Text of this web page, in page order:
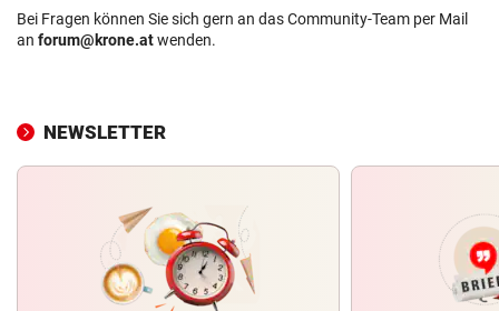
Bei Fragen können Sie sich gern an das Community-Team per Mail
an forum@krone.atwenden.
NEWSLETTER